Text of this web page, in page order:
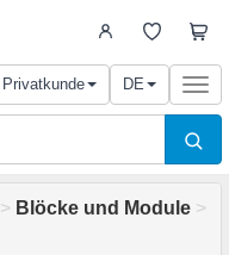
Privatkunde DE
> Blöcke und Module >